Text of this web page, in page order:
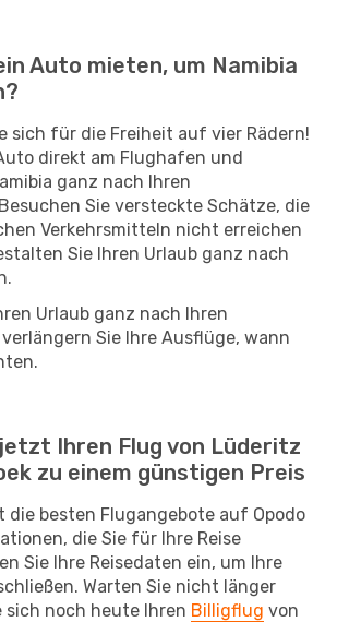
Auto mieten, um Namibia
sich für die Freiheit auf vier Rädern!
direkt am Flughafen und
ganz nach Ihren
Sie versteckte Schätze, die
Verkehrsmitteln nicht erreichen
Sie Ihren Urlaub ganz nach
Urlaub ganz nach Ihren
Sie Ihre Ausflüge, wann
Ihren Flug von Lüderitz
zu einem günstigen Preis
die besten Flugangebote auf Opodo
die Sie für Ihre Reise
Sie Ihre Reisedaten ein, um Ihre
Warten Sie nicht länger
sich noch heute Ihren Billigflug von